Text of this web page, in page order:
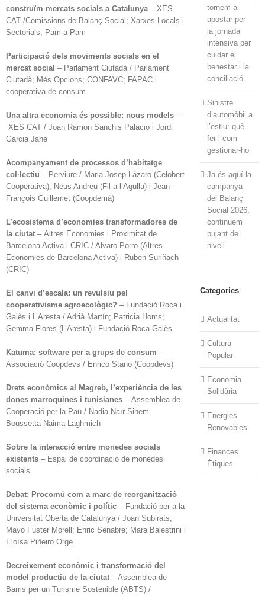
construïm mercats socials a Catalunya– XES
CAT /Comissions de Balanç Social; Xarxes Locals i
Sectorials; Pam a Pam
Participació dels moviments socials en el
mercat social – Parlament Ciutadà / Parlament
Ciutadà; Més Opcions; CONFAVC; FAPAC i
cooperativa de consum
Una altra economia és possible: nous models –
XES CAT / Joan Ramon Sanchis Palacio i Jordi
Garcia Jane
Acompanyament de processos d’habitatge
col·lectiu – Perviure / Maria Josep Lázaro (Celobert
Cooperativa); Neus Andreu (Fil a l’Agulla) i Jean-
François Guillemet (Coopdemà)
L’ecosistema d’economies transformadores de
la ciutat – Altres Economies i Proximitat de
Barcelona Activa i CRIC / Alvaro Porro (Altres
Economies de Barcelona Activa) i Ruben Suriñach
(CRIC)
El canvi d’escala: un revulsiu pel
cooperativisme agroecològic? – Fundació Roca i
Galès i L’Aresta / Adrià Martín; Patricia Homs;
Gemma Flores (L’Aresta) i Fundació Roca Galès
Katuma: software per a grups de consum –
Associació Coopdevs / Enrico Stano (Coopdevs)
Drets econòmics al Magreb, l’experiència de les
dones marroquines i tunisianes – Assemblea de
Cooperació per la Pau / Nadia Naïr Sihem
Boussetta Naima Laghmich
Sobre la interacció entre monedes socials
existents – Espai de coordinació de monedes
socials
Debat: Procomú com a marc de reorganització
del sistema econòmic i polític – Fundació per a la
Universitat Oberta de Catalunya / Joan Subirats;
Mayo Fuster Morell; Enric Senabre; Mara Balestrini i
Eloísa Piñeiro Orge
Decreixement econòmic i transformació del
model productiu de la ciutat – Assemblea de
Barris per un Turisme Sostenible (ABTS) /
tornem a
apostar per
la jornada
intensiva per
cuidar el
benestar i la
conciliació
Sinistre
d’automòbil a
l’estiu: què
fer i com
gestionar-ho
Ja és aquí la
campanya
del Balanç
Social 2026:
continuem
pujant de
nivell
Categories
Actualitat
Cultura
Popular
Economia
Solidària
Energies
Renovables
Finances
Ètiques